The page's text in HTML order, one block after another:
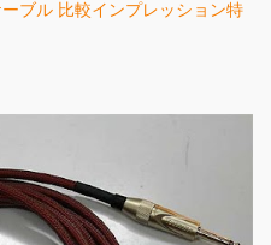
ブル 比較インプレッション特